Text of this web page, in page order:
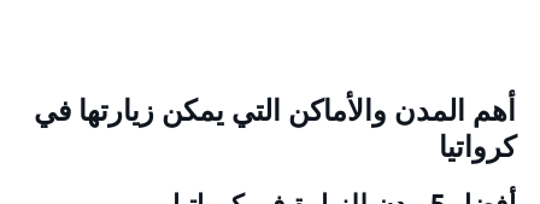
أهم المدن والأماكن التي يمكن زيارتها في
كرواتيا